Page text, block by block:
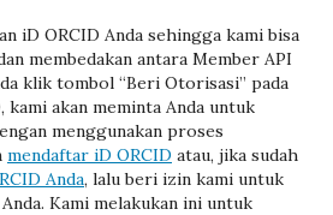
iD ORCID Anda sehingga kami bisa
membedakan antara Member API
klik tombol “Beri Otorisasi” pada
kami akan meminta Anda untuk
menggunakan proses
mendaftar iD ORCID atau, jika sudah
Anda, lalu beri izin kami untuk
Kami melakukan ini untuk